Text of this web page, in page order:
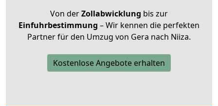
Von derZollabwicklung bis zur
Einfuhrbestimmung – Wir kennen die perfekten
Partner für den Umzug von Gera nach Niiza.
Kostenlose Angebote erhalten